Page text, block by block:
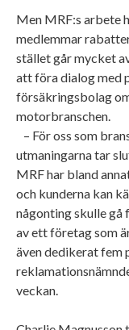
Men MRF:s arbete
medlemmar
stället går mycket
att föra dialog med
försäkringsbolag
motorbranschen.
– För oss som
utmaningarna tar
MRF har bland
och kunderna kan
någonting skulle gå
av ett företag som
även dedikerat fem
veckan.